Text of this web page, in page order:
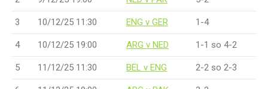
3 10/12/25 11:30 ENG v GER 1-4
4 10/12/25 19:00 ARG v NED 1-1 so 4-2
5 11/12/25 11:30 BEL v ENG 2-2 so 2-3